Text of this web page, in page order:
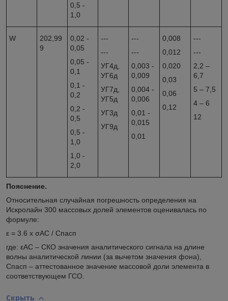
0,5 -
1,0
W
202,99
9
0,02 -
0,05
0,05 -
0,1
0,1 -
0,2
0,2 -
0,5
0,5 -
1,0
1,0 -
2,0
---
---
УГ4д,
УГ6д
УГ7д,
УГ5д
УГ3д
УГ9д
---
---
0,003 -
0,009
0,004 -
0,006
0,01 -
0,015
0,01
0,008
0,012
0,020
0,03
0,06
0,12
---
---
2,2 –
6,7
5 – 7,5
4 – 6
12
Пояснение.
Относительная случайная погрешность определения на
Искролайн 300 массовых долей элементов оценивалась по
формуле:
ε = 3.6 х σАС / Спасп
где: εАС – СКО значения аналитического сигнала на длине
волны аналитической линии (за вычетом значения фона),
Спасп – аттестованное значение массовой доли элемента в
соответствующем ГСО.
Скрыть